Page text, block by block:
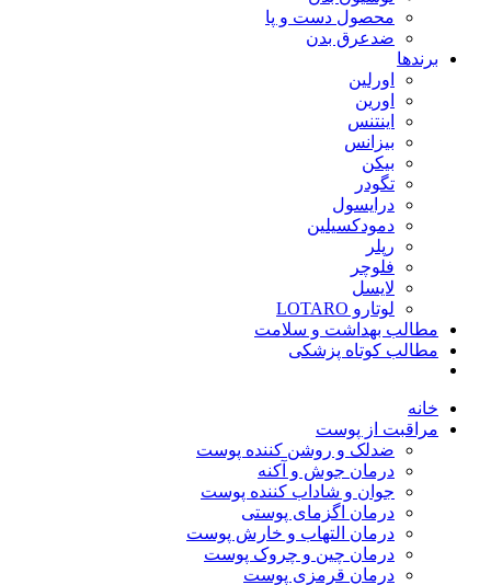
محصول دست و پا
ضدعرق بدن
برندها
اورلین
اورین
اینتنس
بیزانس
بیکن
تگودر
درایسول
دمودکسیلین
رپلر
فلوچر
لایسل
لوتارو LOTARO
مطالب بهداشت و سلامت
مطالب کوتاه پزشکی
خانه
مراقبت از پوست
ضدلک و روشن کننده پوست
درمان جوش و آکنه
جوان و شاداب کننده پوست
درمان اگزمای پوستی
درمان التهاب و خارش پوست
درمان چین و چروک پوست
درمان قرمزی پوست